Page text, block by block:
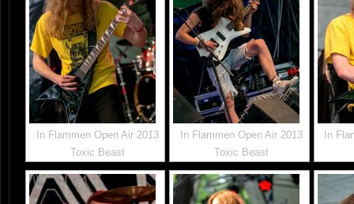
In Flammen Open Air 2013
Toxic Beast
In Flammen Open Air 2013
Toxic Beast
In